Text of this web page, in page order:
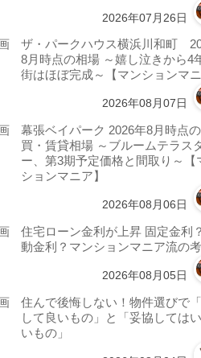
2026年07月26日
ザ・パークハウス横浜川和町
8月時点の相場 ～嬉し泣きから4
街はほぼ完成～【マンションマニ
2026年08月07日
幕張ベイパーク 2026年8月時点
買・賃貸相場 ～ブルームテラス
ー、第3期予定価格と間取り～【
ションマニア】
2026年08月06日
住宅ローン金利が上昇 固定金利
動金利？マンションマニア流の
2026年08月05日
住んで後悔しない！物件選びで
して良いもの」と「妥協しては
いもの」